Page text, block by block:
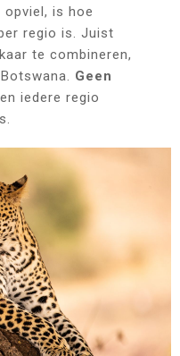
is hoe
regio is. Juist
te combineren,
Geen
en iedere regio